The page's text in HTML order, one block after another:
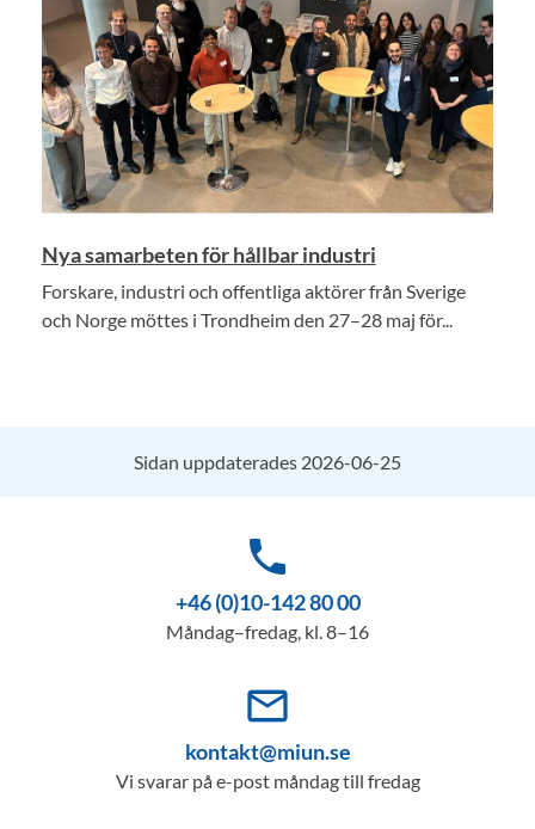
Nya samarbeten för hållbar industri
Forskare, industri och offentliga aktörer från Sverige
och Norge möttes i Trondheim den 27–28 maj för...
Sidan uppdaterades 2026-06-25
phone
+46 (0)10-142 80 00
Måndag–fredag, kl. 8–16
mail_outline
kontakt@miun.se
Vi svarar på e-post måndag till fredag